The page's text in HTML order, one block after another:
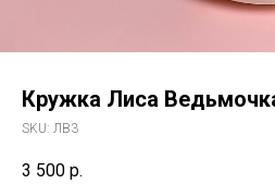
Кружка Лиса
SKU: ЛВ3
3 500 р.